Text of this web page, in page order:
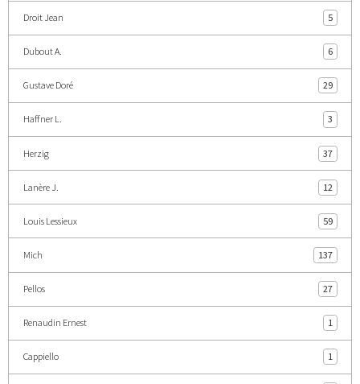
Droit Jean 5
Dubout A. 6
Gustave Doré 29
Haffner L. 3
Herzig 37
Lanère J. 12
Louis Lessieux 59
Mich 137
Pellos 27
Renaudin Ernest 1
Cappiello 1